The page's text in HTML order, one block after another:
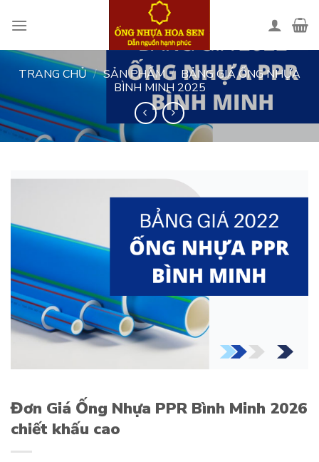
TRANG CHỦ / SẢN PHẨM / BẢNG GIÁ ỐNG NHỰA
BÌNH MINH 2025
Đơn Giá Ống Nhựa PPR Bình Minh 2026
chiết khấu cao